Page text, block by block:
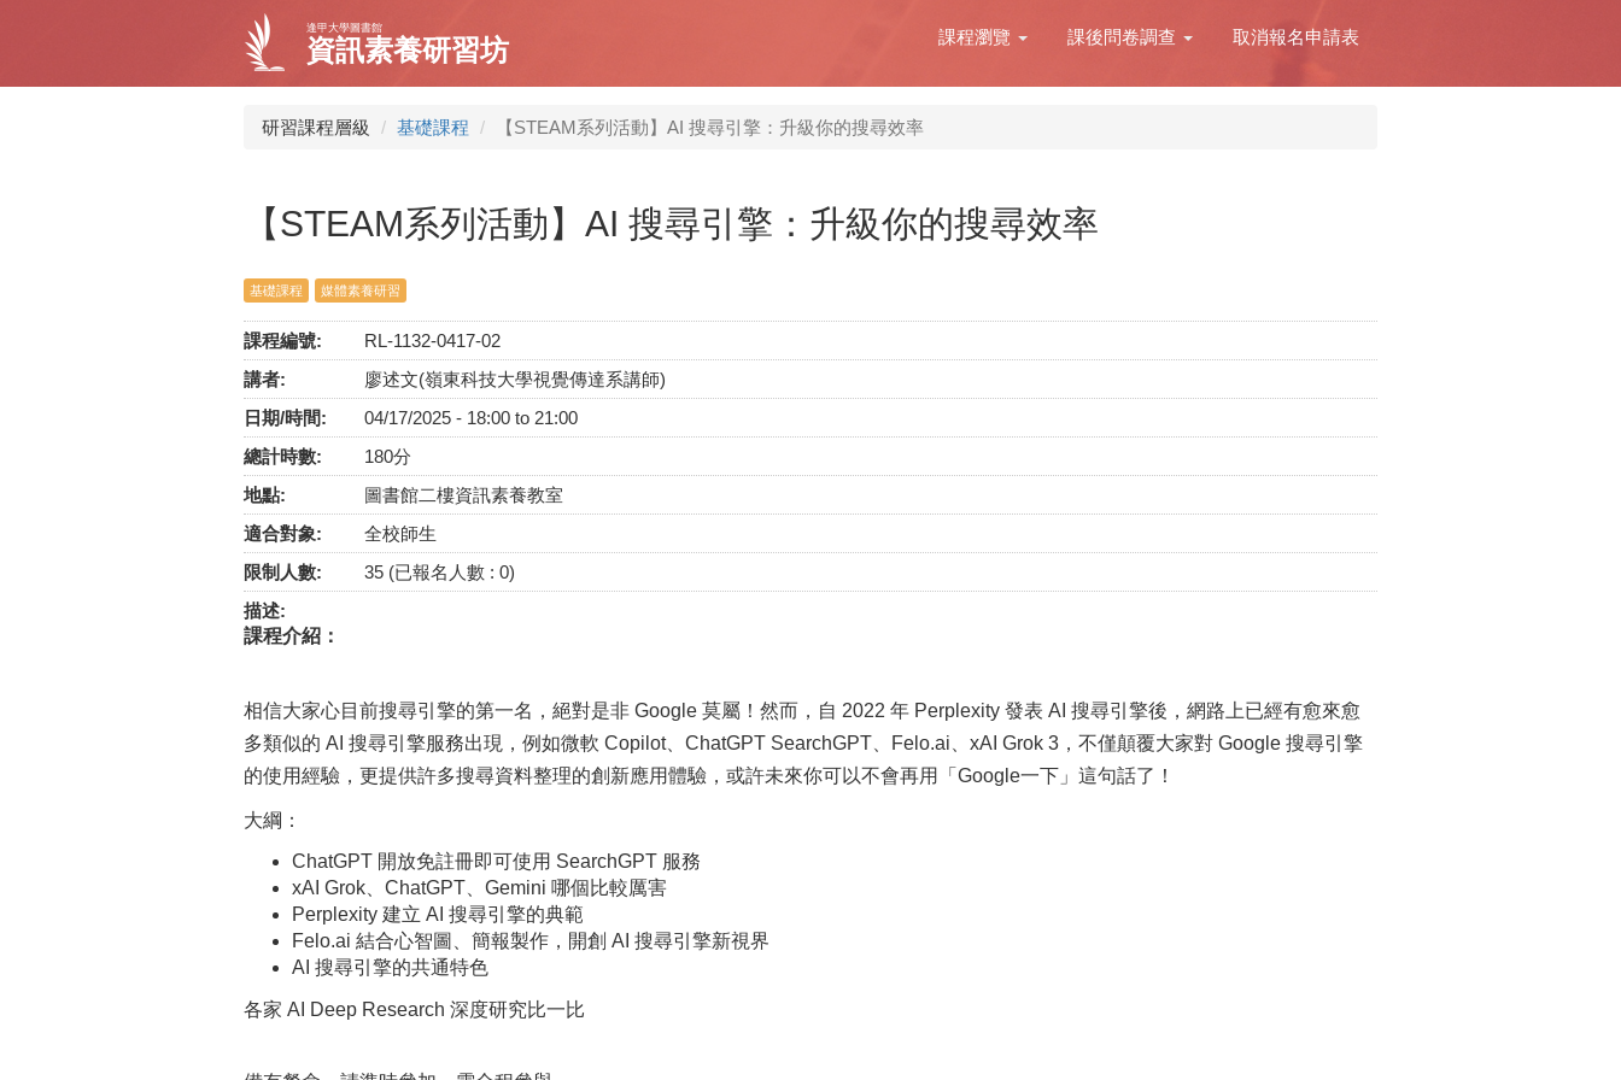
內
逢甲大學圖書館
資訊素養研習坊 課程瀏覽 課後問卷調查 取消報名申請表
研習課程層級 基礎課程 【STEAM系列活動】AI 搜尋引擎：升級你的搜尋效率
【STEAM系列活動】AI 搜尋引擎：升級你的搜尋效率
基礎課程 媒體素養研習
課程編號:
RL-1132-0417-02
講者:
廖述文(嶺東科技大學視覺傳達系講師)
日期/時間:
04/17/2025 - 18:00 to 21:00
總計時數:
180分
地點:
圖書館二樓資訊素養教室
適合對象:
全校師生
限制人數:
35 (已報名人數 : 0)
描述:
課程介紹：
相信大家心目前搜尋引擎的第一名，絕對是非 Google 莫屬！然而，自 2022 年 Perplexity 發表 AI 搜尋引擎後，網路上已經有愈來愈
多類似的 AI 搜尋引擎服務出現，例如微軟 Copilot、ChatGPT SearchGPT、Felo.ai、xAI Grok 3，不僅顛覆大家對 Google 搜尋引擎
的使用經驗，更提供許多搜尋資料整理的創新應用體驗，或許未來你可以不會再用「Google一下」這句話了！
大綱：
ChatGPT 開放免註冊即可使用 SearchGPT 服務
xAI Grok、ChatGPT、Gemini 哪個比較厲害
Perplexity 建立 AI 搜尋引擎的典範
Felo.ai 結合心智圖、簡報製作，開創 AI 搜尋引擎新視界
AI 搜尋引擎的共通特色
各家 AI Deep Research 深度研究比一比